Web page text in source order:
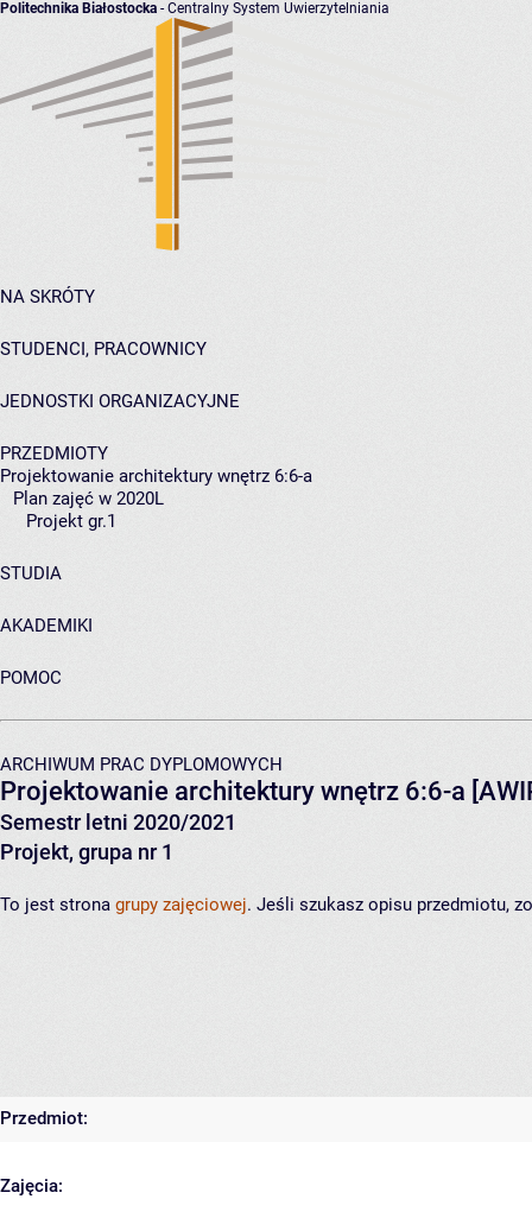
Politechnika Białostocka - Centralny System Uwierzytelniania
NA SKRÓTY
STUDENCI, PRACOWNICY
JEDNOSTKI ORGANIZACYJNE
PRZEDMIOTY
Projektowanie architektury wnętrz 6:6-a
Plan zajęć w 2020L
Projekt gr.1
STUDIA
AKADEMIKI
POMOC
ARCHIWUM PRAC DYPLOMOWYCH
Projektowanie architektury wnętrz 6:6-a
Semestr letni 2020/2021
Projekt, grupa nr 1
To jest strona grupy zajęciowej. Jeśli szukasz opisu przedmiotu,
Przedmiot:
Zajęcia: